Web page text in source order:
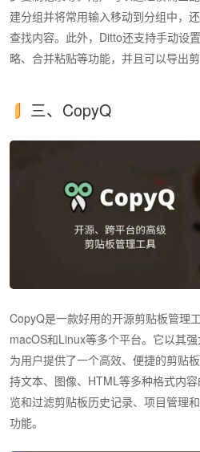
建分组并将常用输入移动到分组中，
查找内容。此外，Ditto还支持手动设
略、合并粘贴等功能，并且可以导出剪
三、CopyQ
CopyQ是一款好用的开源剪贴板管理
macOS和Linux等多个平台。它以其强
为用户提供了一个高效、便捷的剪贴
持文本、图像、HTML等多种格式内
览和过滤剪贴板历史记录、项目管理
功能。